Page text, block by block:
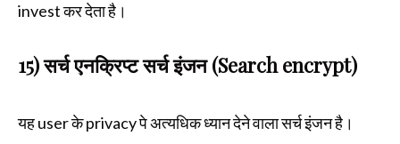
invest कर देता है।
15) सर्च एनक्रिप्ट सर्च इंजन (Search encrypt)
यह user के privacy पे अत्यधिक ध्यान देने वाला सर्च इंजन है।